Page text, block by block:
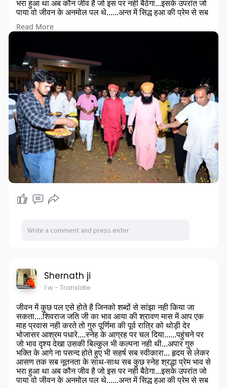
भरा हुआ था अब कौन जीव है जो इस पर नही बैठेगा...इसके उपरांत जो
पाया वो जीवन के अनमोल पल थे......अन्त में सिद्ध हुआ की प्रेम से सब
आखिर कौन प्रसन्नता व्यक्त नही करेगा......पुलकित पल सौभाग्य से
उपस्थिति में भजन भाव की डुबकी में डूबना भी साधना का सा अहसास
था........ॐ नमो नारायण
ये सब गुरु शिष्य प्रेम प्रसाद सांझा करना
प्रदर्शन नही संस्कार स्थापित उद्देश्य समझना
आज का युवा पब प्यार में नही सनातन में शान्ति खोजे
अभिभावक भी संतानों को मानव बनाने संतो के पास भेजे
Read More
Shernath ji
1 w- Translate
जीवन में कुछ पल एसे होते है जिनको शब्दों से सांझा नही किया जा
सकता....शिवराज जति जी का भाव आया की श्रावण मास में आप एक
माह प्रवास नही करते तो गुरु पूर्णिमा की पूर्व रात्रि को थोड़ी देर
भोजासर आश्रम पधारे....स्नेह के आग्रह पर चल दिया......पहुंचने पर
जो भाव दृश्य देखा उसकी बिल्कुल भी कल्पना नही थी...अपार गुरु
भक्ति के आगे ना पसन्द होते हुए भी सहर्ष सब स्वीकारा... हृदय से लेकर
आसण तक सब नूतनता के साथ-साथ सब कुछ स्नेह श्रद्धा प्रेम भाव से
भरा हुआ था अब कौन जीव है जो इस पर नही बैठेगा...इसके उपरांत जो
पाया वो जीवन के अनमोल पल थे......अन्त में सिद्ध हुआ की प्रेम से सब